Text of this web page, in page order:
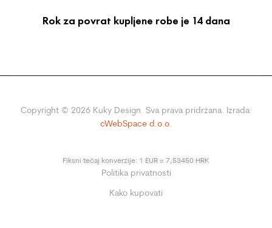
Rok za povrat kupljene robe je 14 dana
Copyright © 2026Kuky Design. Sva prava pridržana. Izrada:
cWebSpace d.o.o.
Fiksni tečaj konverzije: 1 EUR = 7,53450 HRK
Politika privatnosti
Kako kupovati